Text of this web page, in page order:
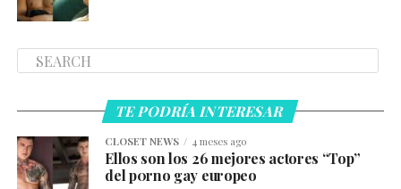
TE PODRÍA INTERESAR
CLOSET NEWS 4 meses ago
Ellos son los 26 mejores actores “Top”
del p0rno gay europeo